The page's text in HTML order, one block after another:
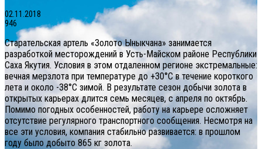
02.11.2018
946
Старательская артель «Золото Ыныкчана» занимается
разработкой месторождений в Усть-Майском районе Республики
Саха Якутия. Условия в этом отдаленном регионе экстремальные:
вечная мерзлота при температуре до +30°C в течение короткого
лета и около -38°C зимой. В результате сезон добычи золота в
открытых карьерах длится семь месяцев, с апреля по октябрь.
Помимо погодных особенностей, работу на карьере осложняет
отсутствие регулярного транспортного сообщения. Несмотря на
все эти условия, компания стабильно развивается: в прошлом
году было добыто 865 кг золота.